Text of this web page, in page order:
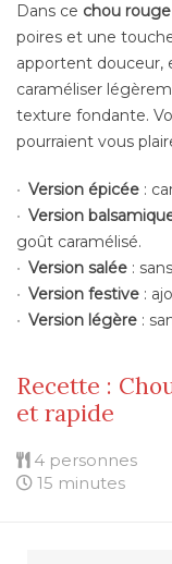
Dans ce chou
poires et une
apportent douceur,
caraméliser
texture fondante.
pourraient vous
Version épicée :
Version
goût caramélisé.
Version salée :
Version festive :
Version légère :
Recette :
et rapide
4 personnes
15 minutes